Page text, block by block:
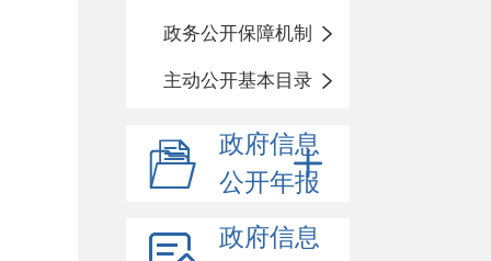
政务公开保障机制
主动公开基本目录
政府信息
公开年报
政府信息